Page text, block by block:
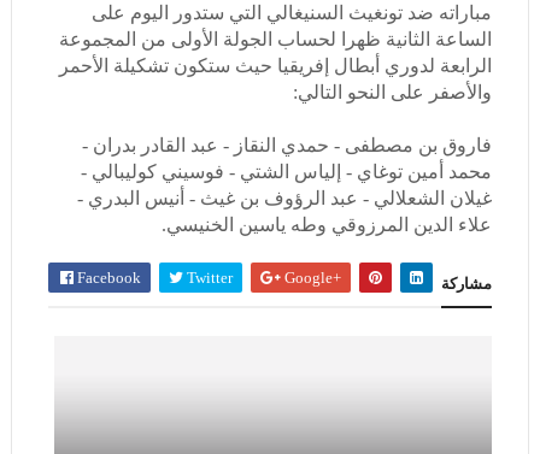
مباراته ضد تونغيث السنيغالي التي ستدور اليوم على
الساعة الثانية ظهرا لحساب الجولة الأولى من المجموعة
الرابعة لدوري أبطال إفريقيا حيث ستكون تشكيلة الأحمر
والأصفر على النحو التالي:
فاروق بن مصطفى - حمدي النقاز - عبد القادر بدران -
محمد أمين توغاي - إلياس الشتي - فوسيني كوليبالي -
غيلان الشعلالي - عبد الرؤوف بن غيث - أنيس البدري -
علاء الدين المرزوقي وطه ياسين الخنيسي.
مشاركة Facebook Twitter Google+